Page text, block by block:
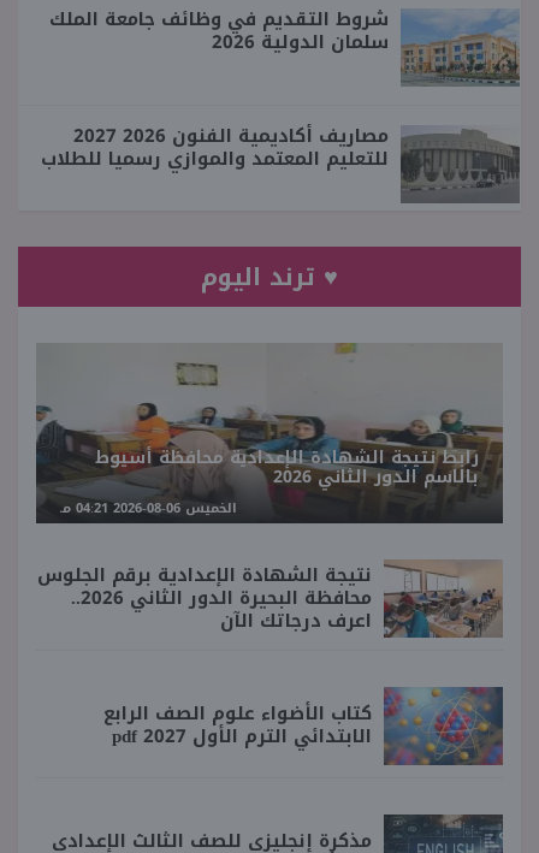
شروط التقديم في وظائف جامعة الملك
سلمان الدولية 2026
مصاريف أكاديمية الفنون 2026 2027
للتعليم المعتمد والموازي رسميا للطلاب
♥ ترند اليوم
رابط نتيجة الشهادة الإعدادية محافظة أسيوط
بالاسم الدور الثاني 2026
الخميس 06-08-2026 04:21 مـ
نتيجة الشهادة الإعدادية برقم الجلوس
محافظة البحيرة الدور الثاني 2026..
اعرف درجاتك الآن
كتاب الأضواء علوم الصف الرابع
الابتدائي الترم الأول 2027 pdf
مذكرة إنجليزي للصف الثالث الإعدادي